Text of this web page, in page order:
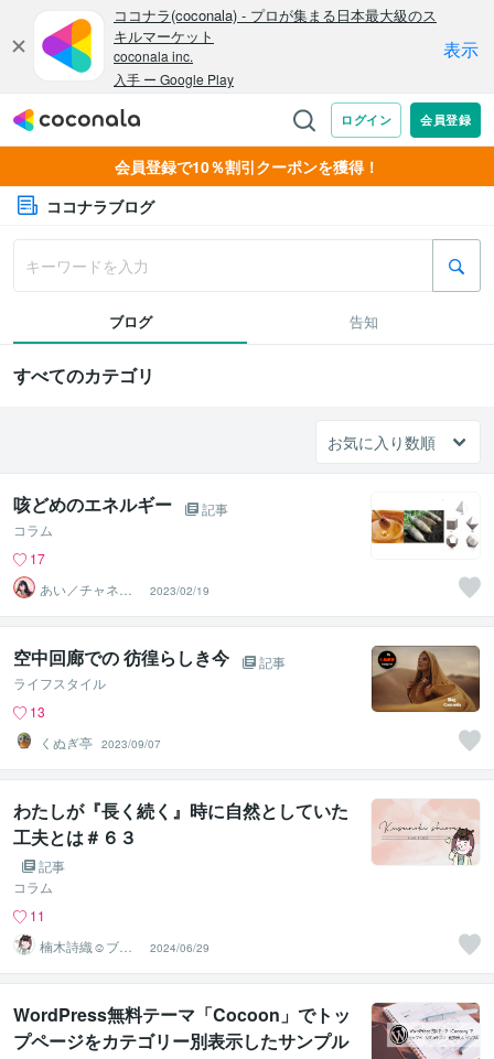
会員登録で10％割引クーポンを獲得！
ココナラブログ
ブログ 告知
すべてのカテゴリ
咳どめのエネルギー
記事
コラム
17
あい／チャネリ
ングアート✨夏S
ALE
2023/02/19
空中回廊での 彷徨らしき今
記事
ライフスタイル
13
くぬぎ亭 2023/09/07
わたしが『長く続く』時に自然としていた
工夫とは＃６３
記事
コラム
11
楠木詩織☺︎ブロ
グ❇︎生活科・家
庭研究部
2024/06/29
WordPress無料テーマ「Cocoon」でトッ
プページをカテゴリー別表示したサンプル